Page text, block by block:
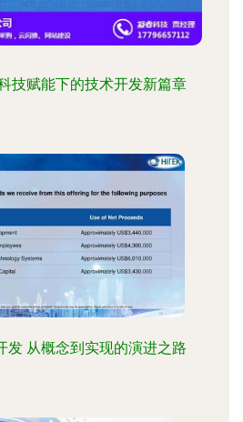
技赋能下的技术开发新篇章
发 从概念到实现的演进之路